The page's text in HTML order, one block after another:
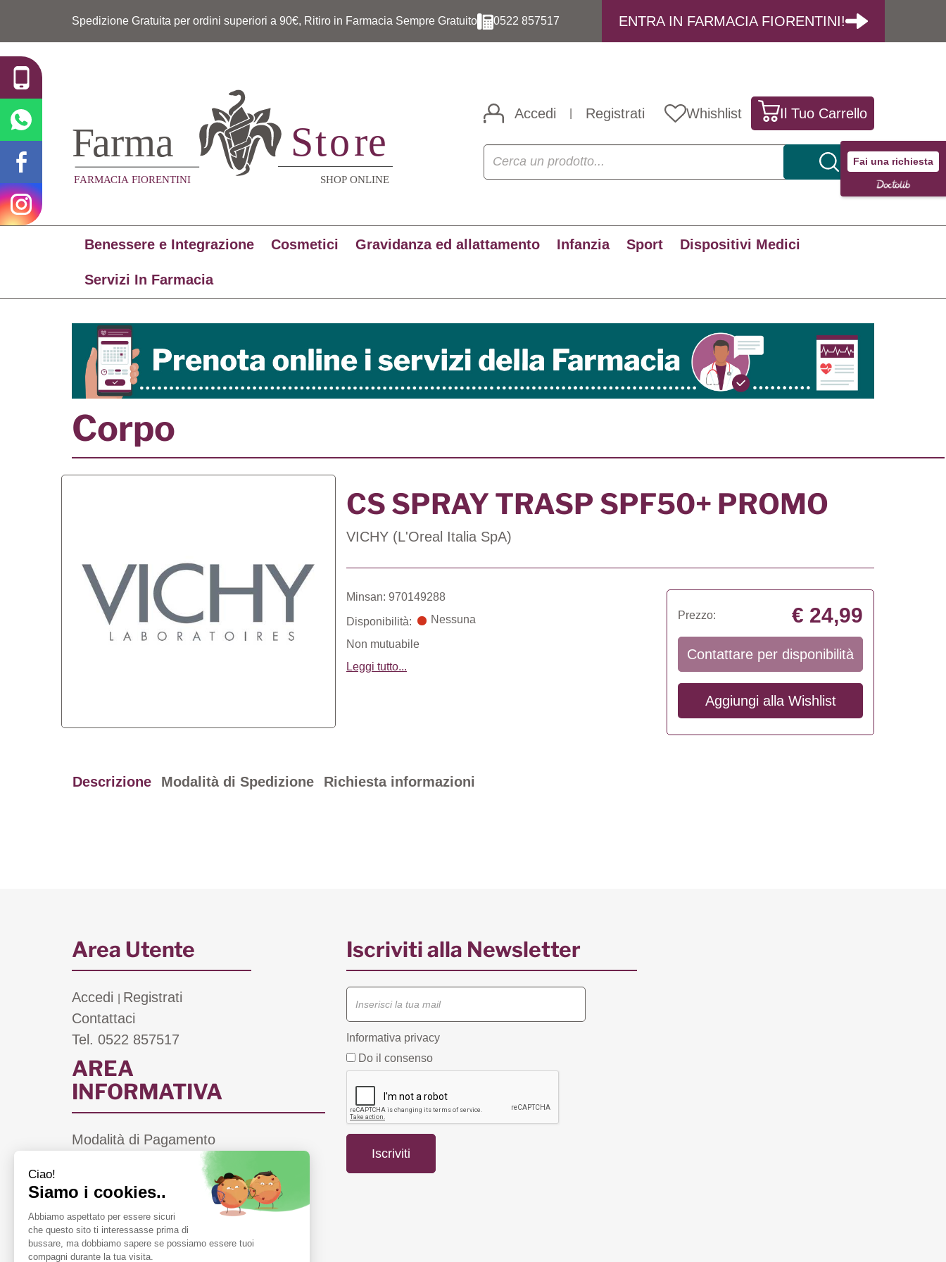
Fai una richiesta
Spedizione Gratuita per ordini superiori a 90€, Ritiro in Farmacia Sempre Gratuito 0522 857517 ENTRA IN FARMACIA FIORENTINI!
Accedi Registrati Whishlist Il Tuo Carrello
Benessere e Integrazione Cosmetici Gravidanza ed allattamento Infanzia Sport Dispositivi Medici
Servizi In Farmacia
Corpo
CS SPRAY TRASP SPF50+ PROMO
VICHY (L'Oreal Italia SpA)
Minsan: 970149288
Disponibilità: Nessuna
Non mutuabile
Leggi tutto...
Prezzo: € 24,99
Contattare per disponibilità
Aggiungi alla Wishlist
Descrizione Modalità di Spedizione Richiesta informazioni
Area Utente
Accedi
Registrati
Contattaci
Tel. 0522 857517
AREA
INFORMATIVA
Modalità di Pagamento
Cookie Policy
Condizioni di Vendita
Farmacie di Turno a Scandiano (RE)
Iscriviti alla Newsletter
Informativa privacy
Do il consenso